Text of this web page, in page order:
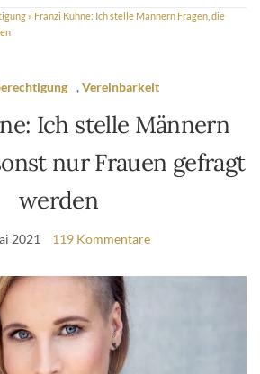
» Fränzi Kühne: Ich stelle Männern Fragen, die
,Vereinbarkeit
Ich stelle Männern
nur Frauen gefragt
werden
2021 119 Kommentare